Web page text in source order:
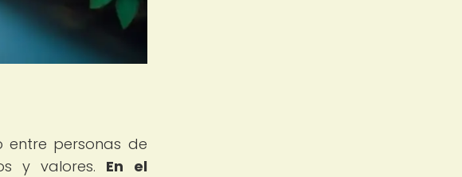
entre personas de
y valores. En el